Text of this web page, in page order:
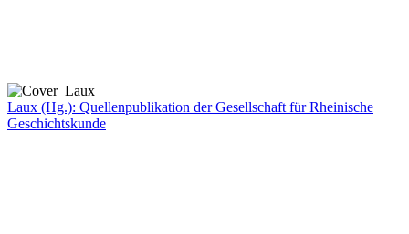
Laux (Hg.): Quellenpublikation der Gesellschaft für Rheinische
Geschichtskunde